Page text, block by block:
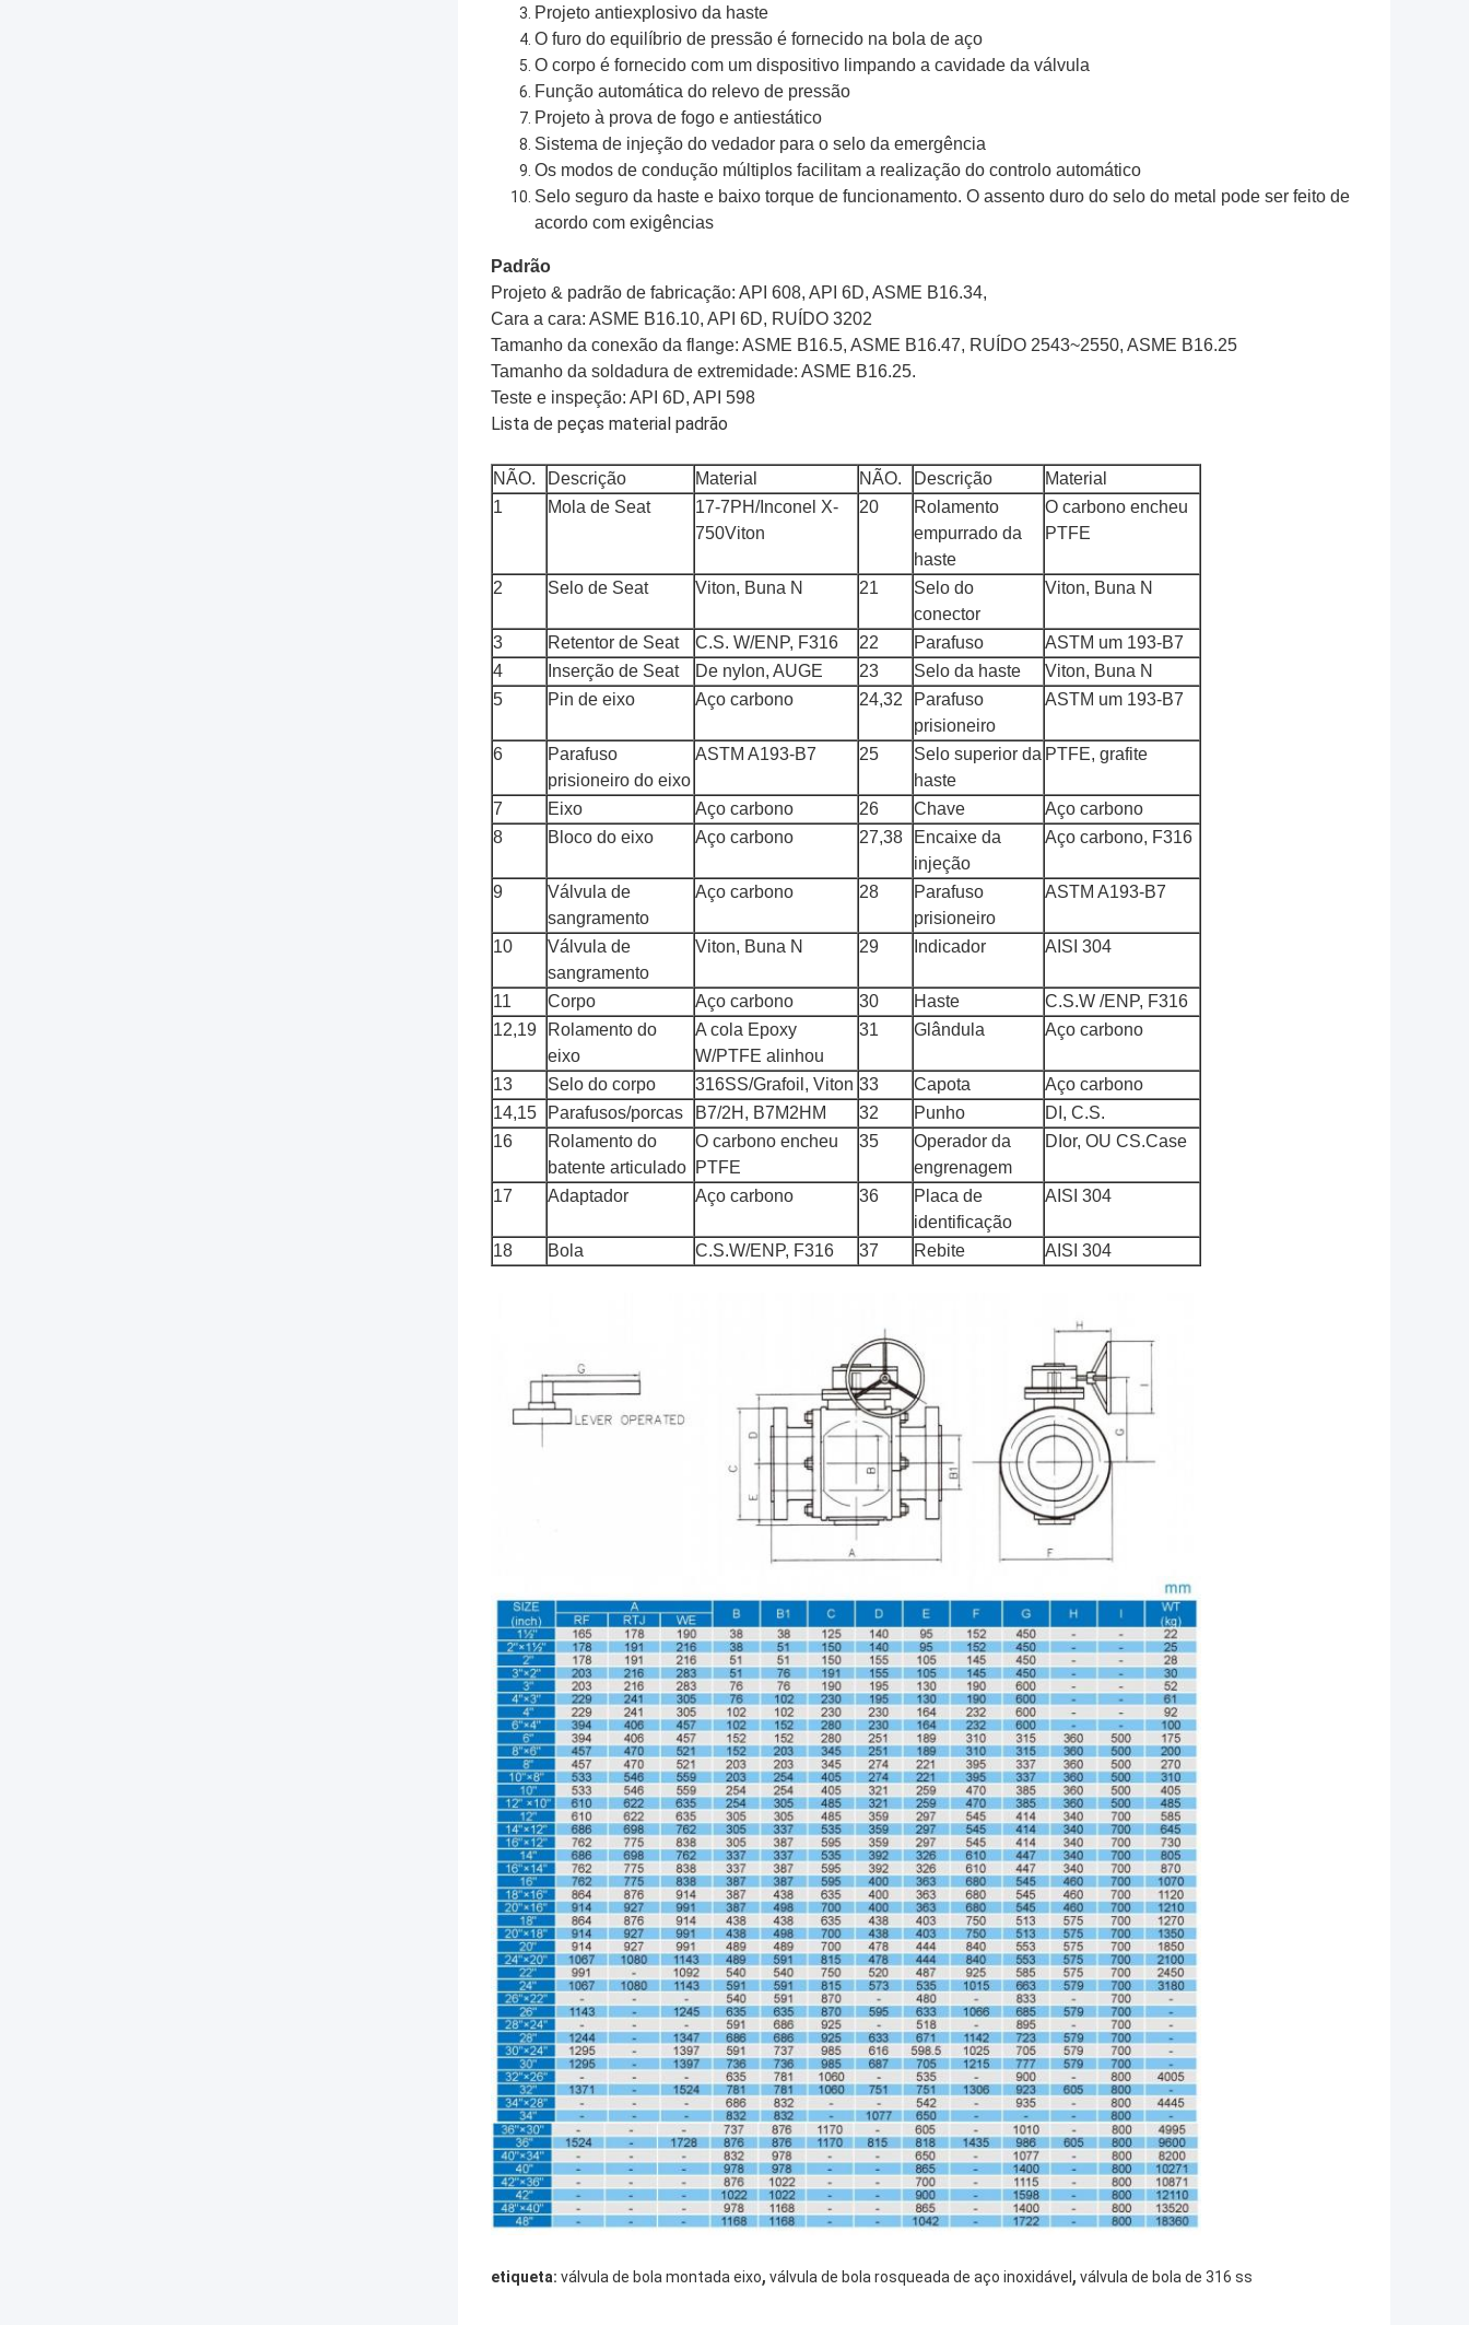
Projeto antiexplosivo da haste
O furo do equilíbrio de pressão é fornecido na bola de aço
O corpo é fornecido com um dispositivo limpando a cavidade da válvula
Função automática do relevo de pressão
Projeto à prova de fogo e antiestático
Sistema de injeção do vedador para o selo da emergência
Os modos de condução múltiplos facilitam a realização do controlo automático
Selo seguro da haste e baixo torque de funcionamento. O assento duro do selo do metal pode ser feito de
acordo com exigências
Padrão
Projeto & padrão de fabricação: API 608, API 6D, ASME B16.34,
Cara a cara: ASME B16.10, API 6D, RUÍDO 3202
Tamanho da conexão da flange: ASME B16.5, ASME B16.47, RUÍDO 2543~2550, ASME B16.25
Tamanho da soldadura de extremidade: ASME B16.25.
Teste e inspeção: API 6D, API 598
Lista de peças material padrão
NÃO. Descrição Material NÃO. Descrição
Material
1
Mola de Seat
17-7PH/Inconel X-
750Viton
20
Rolamento
empurrado da
haste
O carbono encheu
PTFE
2 Selo de Seat Viton, Buna N 21
Selo do
conector
Viton, Buna N
3 Retentor de Seat C.S. W/ENP, F316 22 Parafuso
ASTM um 193-B7
4
Inserção de Seat De nylon, AUGE 23 Selo da haste
Viton, Buna N
5
Pin de eixo Aço carbono 24,32
Parafuso
prisioneiro
ASTM um 193-B7
6
Parafuso
prisioneiro do eixo
ASTM A193-B7 25
Selo superior da
haste
PTFE, grafite
7 Eixo Aço carbono 26 Chave
Aço carbono
8
Bloco do eixo Aço carbono 27,38
Encaixe da
injeção
Aço carbono, F316
9
Válvula de
sangramento
Aço carbono 28
Parafuso
prisioneiro
ASTM A193-B7
10
Válvula de
sangramento
Viton, Buna N 29 Indicador AISI 304
11 Corpo Aço carbono 30 Haste
C.S.W /ENP, F316
12,19
Rolamento do
eixo
A cola Epoxy
W/PTFE alinhou
31 Glândula Aço carbono
13 Selo do corpo 316SS/Grafoil, Viton 33 Capota
Aço carbono
14,15
Parafusos/porcas B7/2H, B7M2HM 32 Punho
DI, C.S.
16
Rolamento do
batente articulado
O carbono encheu
PTFE
35
Operador da
engrenagem
DIor, OU CS.Case
17 Adaptador Aço carbono 36
Placa de
identificação
AISI 304
18 Bola C.S.W/ENP, F316 37 Rebite AISI 304
etiqueta: válvula de bola montada eixo, válvula de bola rosqueada de aço inoxidável , válvula de bola de 316 ss